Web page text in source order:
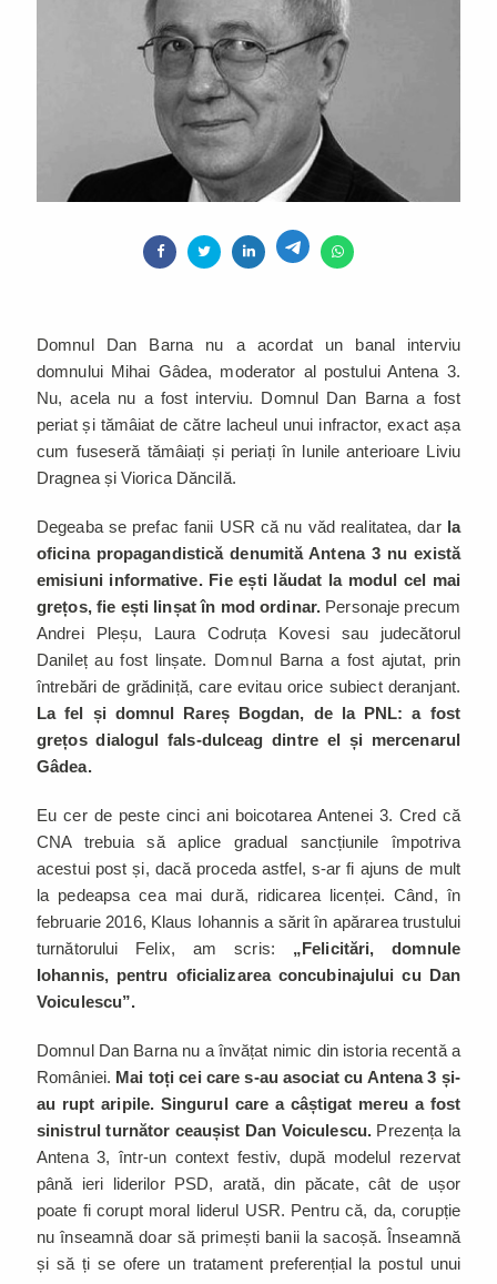
Domnul Dan Barna nu a acordat un banal interviu
domnului Mihai Gâdea, moderator al postului Antena 3.
Nu, acela nu a fost interviu. Domnul Dan Barna a fost
periat și tămâiat de către lacheul unui infractor, exact așa
cum fuseseră tămâiați și periați în lunile anterioare Liviu
Dragnea și Viorica Dăncilă.
Degeaba se prefac fanii USR că nu văd realitatea, dar la
oficina propagandistică denumită Antena 3 nu există
emisiuni informative. Fie ești lăudat la modul cel mai
grețos, fie ești linșat în mod ordinar.Personaje precum
Andrei Pleșu, Laura Codruța Kovesi sau judecătorul
Danileț au fost linșate. Domnul Barna a fost ajutat, prin
întrebări de grădiniță, care evitau orice subiect deranjant.
La fel și domnul Rareș Bogdan, de la PNL: a fost
grețos dialogul fals-dulceag dintre el și mercenarul
Gâdea.
Eu cer de peste cinci ani boicotarea Antenei 3. Cred că
CNA trebuia să aplice gradual sancțiunile împotriva
acestui post și, dacă proceda astfel, s-ar fi ajuns de mult
la pedeapsa cea mai dură, ridicarea licenței. Când, în
februarie 2016, Klaus Iohannis a sărit în apărarea trustului
turnătorului Felix, am scris: „Felicitări, domnule
Iohannis, pentru oficializarea concubinajului cu Dan
Voiculescu”.
Domnul Dan Barna nu a învățat nimic din istoria recentă a
României. Mai toți cei care s-au asociat cu Antena 3 și-
au rupt aripile. Singurul care a câștigat mereu a fost
sinistrul turnător ceaușist Dan Voiculescu.Prezența la
Antena 3, într-un context festiv, după modelul rezervat
până ieri liderilor PSD, arată, din păcate, cât de ușor
poate fi corupt moral liderul USR. Pentru că, da, corupție
nu înseamnă doar să primești banii la sacoșă. Înseamnă
și să ți se ofere un tratament preferențial la postul unui